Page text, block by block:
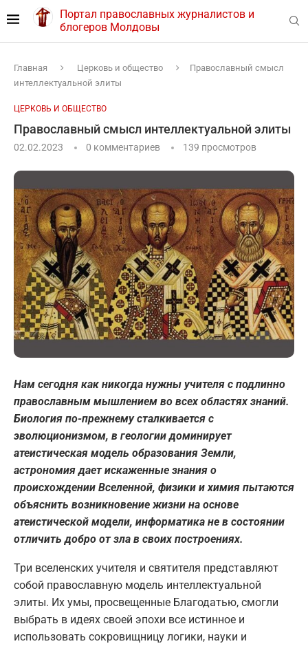
Портал православных журналистов и
блогеров Молдовы
Главная Церковь и общество
Православный смысл
интеллектуальной элиты
ЦЕРКОВЬ И ОБЩЕСТВО
Православный смысл интеллектуальной элиты
02.02.2023 0 комментариев 139 просмотров
Нам сегодня как никогда нужны учителя с подлинно
православным мышлением во всех областях знаний.
Биология по-прежнему сталкивается с
эволюционизмом, в геологии доминирует
атеистическая модель образования Земли,
астрономия дает искаженные знания о
происхождении Вселенной, физики и химия пытаются
объяснить возникновение жизни на основе
атеистической модели, информатика не в состоянии
отличить добро от зла ​​в своих построениях.
Три вселенских учителя и святителя представляют
собой православную модель интеллектуальной
элиты. Их умы, просвещенные Благодатью, смогли
выбрать в идеях своей эпохи все истинное и
использовать сокровищницу логики, науки и